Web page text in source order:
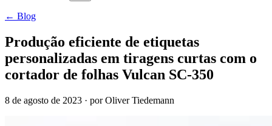
← Blog
Produção eficiente de etiquetas
personalizadas em tiragens curtas com o
cortador de folhas Vulcan SC-350
8 de agosto de 2023 · por Oliver Tiedemann